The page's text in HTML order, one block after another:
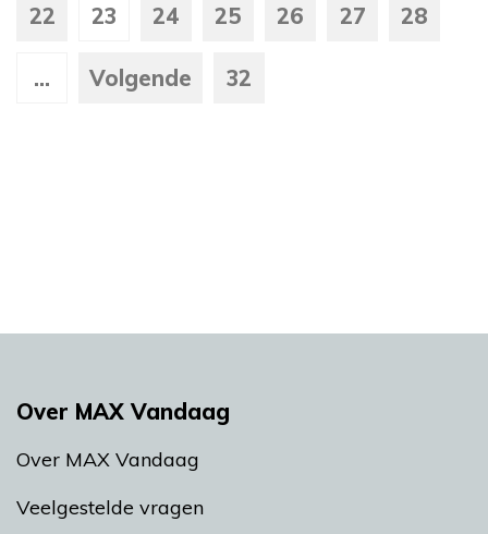
22 23 24 25 26 27 28
... Volgende 32
Over MAX Vandaag
Over MAX Vandaag
Veelgestelde vragen